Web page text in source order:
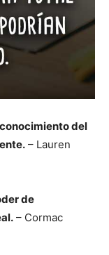
del
– Lauren
de
– Cormac